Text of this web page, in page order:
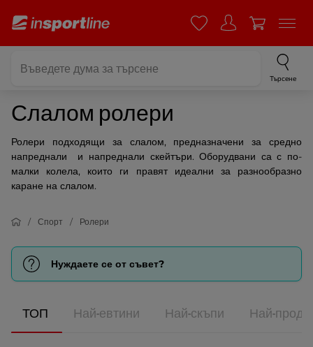
Търсене
Слалом ролери
Ролери подходящи за слалом, предназначени за средно
напреднали и напреднали скейтъри. Оборудвани са с по-
малки колела, които ги правят идеални за разнообразно
каране на слалом.
Спорт Ролери
Нуждаете се от съвет?
ТОП Най-евтини Най-скъпи Най-